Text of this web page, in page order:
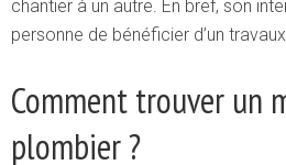
chantier à un autre. En bref, son
personne de bénéficier d’un
Comment trouver un
plombier ?